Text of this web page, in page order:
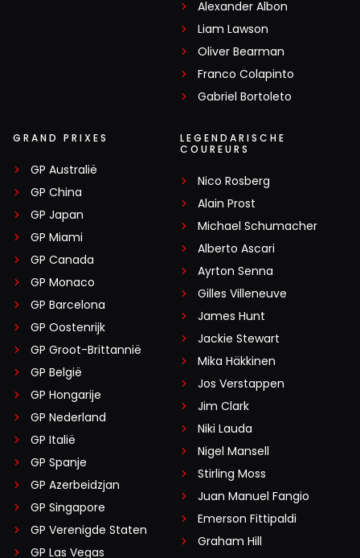
Alexander Albon
Liam Lawson
Oliver Bearman
Franco Colapinto
Gabriel Bortoleto
GRAND PRIXES
GP Australië
GP China
GP Japan
GP Miami
GP Canada
GP Monaco
GP Barcelona
GP Oostenrijk
GP Groot-Brittannië
GP België
GP Hongarije
GP Nederland
GP Italië
GP Spanje
GP Azerbeidzjan
GP Singapore
GP Verenigde Staten
GP Las Vegas
LEGENDARISCHE
COUREURS
Nico Rosberg
Alain Prost
Michael Schumacher
Alberto Ascari
Ayrton Senna
Gilles Villeneuve
James Hunt
Jackie Stewart
Mika Häkkinen
Jos Verstappen
Jim Clark
Niki Lauda
Nigel Mansell
Stirling Moss
Juan Manuel Fangio
Emerson Fittipaldi
Graham Hill